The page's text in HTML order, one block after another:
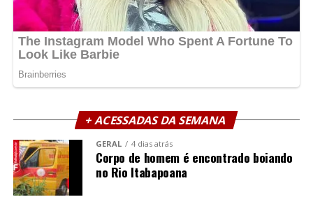
+ ACESSADAS DA SEMANA
GERAL 4 dias atrás
Corpo de homem é encontrado boiando
no Rio Itabapoana